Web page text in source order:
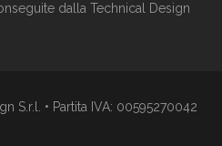
dalla Technical Design
S.r.l. • Partita IVA: 00595270042